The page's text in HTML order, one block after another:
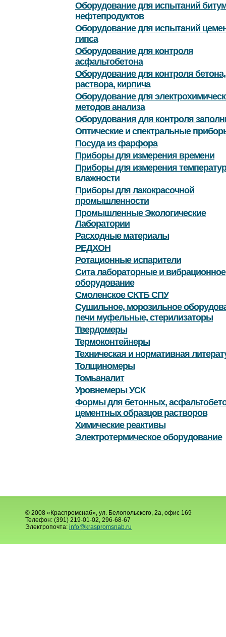
Оборудование для испытаний
нефтепродуктов
Оборудование для испытаний
гипса
Оборудование для контроля
асфальтобетона
Оборудование для контроля бетона,
раствора, кирпича
Оборудование для
методов анализа
Оборудования для контроля
Оптические и спектральные
Посуда из фарфора
Приборы для измерения времени
Приборы для измерения
влажности
Приборы для лакокрасочной
промышленности
Промышленные Экологические
Лаборатории
Расходные материалы
РЕДХОН
Ротационные испарители
Сита лабораторные и вибрационное
оборудование
Смоленское СКТБ СПУ
Сушильное, морозильное
печи муфельные, стерилизаторы
Твердомеры
Термоконтейнеры
Техническая и нормативная
Толщиномеры
Томьаналит
Уровнемеры УСК
Формы для бетонных,
цементных образцов растворов
Химические реактивы
Электротермическое оборудование
© 2008 «Краспромснаб», ул. Белопольского, 2а, офис 169
Телефон: (391) 219-01-02, 296-68-67
Электропочта: info@kraspromsnab.ru